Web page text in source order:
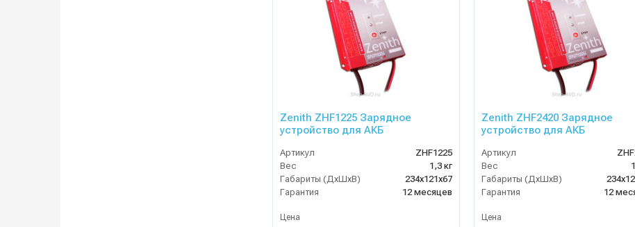
Zenith ZHF1225 Зарядное
устройство для АКБ
Артикул
ZHF1225
Вес
1,3 кг
Габариты (ДхШхВ)
234х121х67
Гарантия
12 месяцев
Цена
Zenith ZHF2420 Зарядное
устройство для АКБ
Артикул
Вес
Габариты (ДхШхВ)
Гарантия
12
Цена